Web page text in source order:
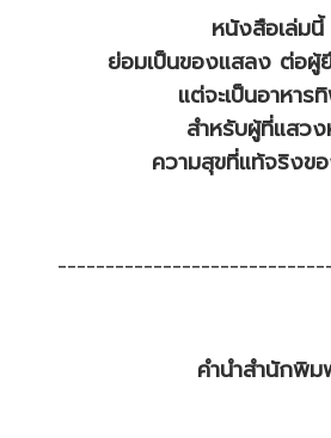
หนังสือเล่มนี้
ย่อมเป็นของแสลง ต่อ
แต่จะเป็นอาหาร
สำหรับผู้ที่แสวง
ความสุขที่แท้จริงข
คำนำสำนักพิ